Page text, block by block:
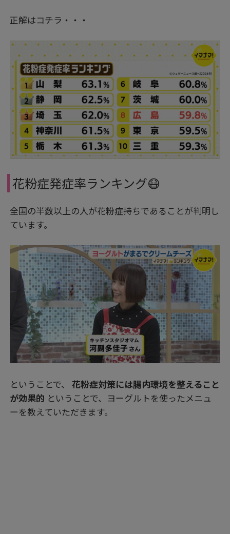
正解はコチラ・・・
花粉症発症率ランキング😷
全国の半数以上の人が花粉症持ちであることが判明し
ています。
ということで、花粉症対策には腸内環境を整えること
が効果的 ということで、ヨーグルトを使ったメニュ
ーを教えていただきます。